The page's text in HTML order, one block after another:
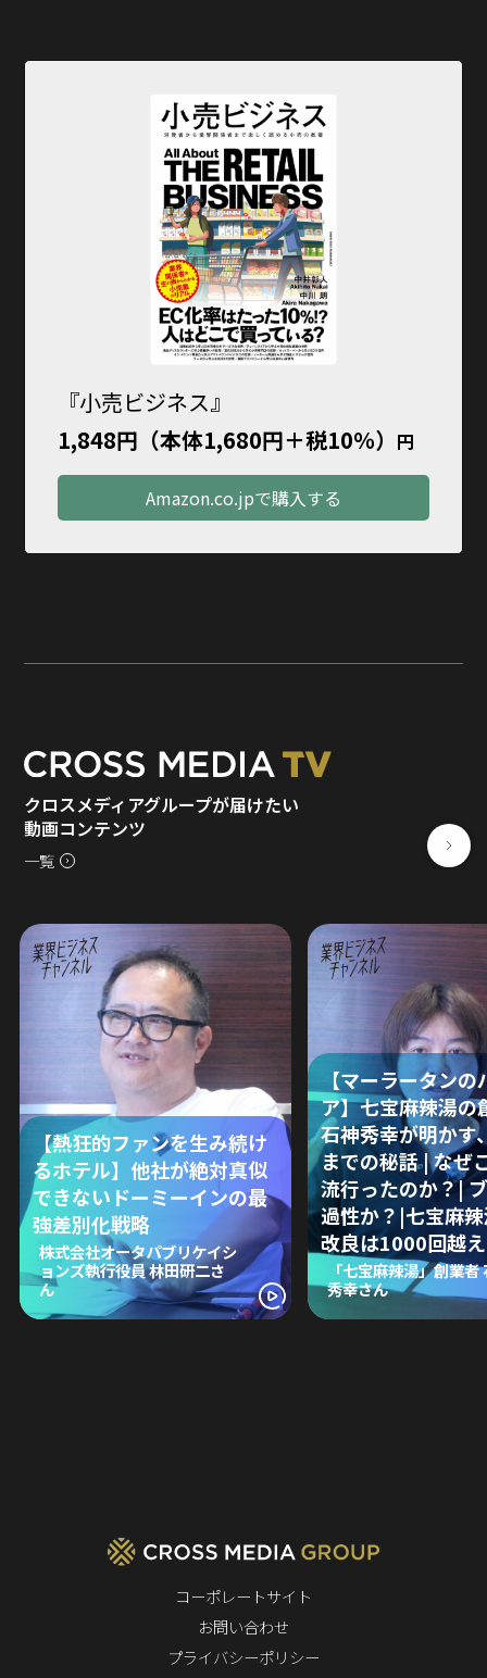
『小売ビジネス』
1,848円（本体1,680円＋税10％） 円
Amazon.co.jpで購入する
クロスメディアグループが届けたい
動画コンテンツ
一覧
【熱狂的ファンを生み続け
るホテル】他社が絶対真似
できないドーミーインの最
強差別化戦略
株式会社オータパブリケイシ
ョンズ執行役員 林田研二さ
ん
【マーラータン
ア】七宝麻辣湯の
石神秀幸が明かす
までの秘話 | なぜ
流行ったのか？|
過性か？|七宝麻
改良は1000回越
「七宝麻辣湯」創業者
秀幸さん
コーポレートサイト
お問い合わせ
プライバシーポリシー